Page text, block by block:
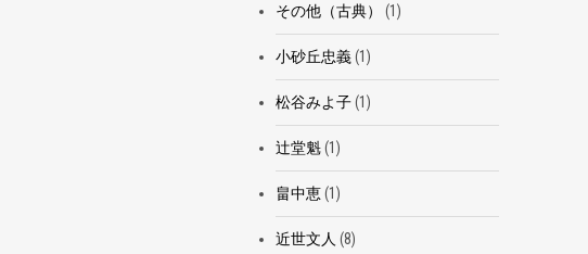
その他（古典） (1)
小砂丘忠義(1)
松谷みよ子(1)
辻堂魁(1)
畠中恵(1)
近世文人 (8)